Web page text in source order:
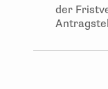
der